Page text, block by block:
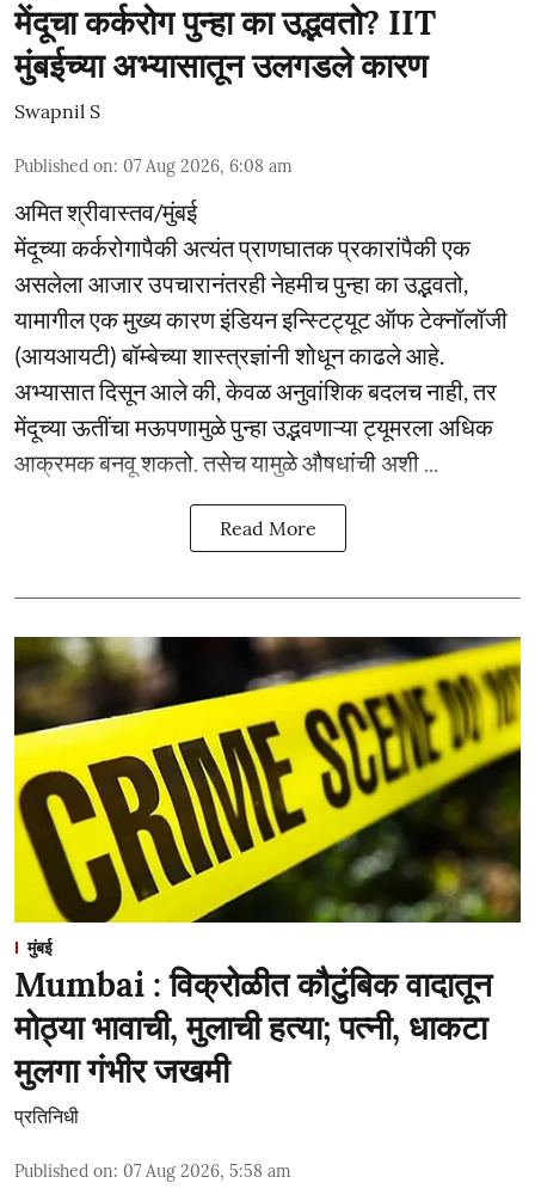
मेंदूचा कर्करोग पुन्हा का उद्भवतो? IIT
मुंबईच्या अभ्यासातून उलगडले कारण
Swapnil S
Published on: 07 Aug 2026, 6:08 am
अमित श्रीवास्तव/मुंबई
मेंदूच्या कर्करोगापैकी अत्यंत प्राणघातक प्रकारांपैकी एक
असलेला आजार उपचारानंतरही नेहमीच पुन्हा का उद्भवतो,
यामागील एक मुख्य कारण इंडियन इन्स्टिट्यूट ऑफ टेक्नॉलॉजी
(आयआयटी) बॉम्बेच्या शास्त्रज्ञांनी शोधून काढले आहे.
अभ्यासात दिसून आले की, केवळ अनुवांशिक बदलच नाही, तर
मेंदूच्या ऊतींचा मऊपणामुळे पुन्हा उद्भवणाऱ्या ट्यूमरला अधिक
आक्रमक बनवू शकतो. तसेच यामुळे औषधांची अशी ...
Read More
मुंबई
Mumbai : विक्रोळीत कौटुंबिक वादातून
मोठ्या भावाची, मुलाची हत्या; पत्नी, धाकटा
मुलगा गंभीर जखमी
प्रतिनिधी
Published on: 07 Aug 2026, 5:58 am